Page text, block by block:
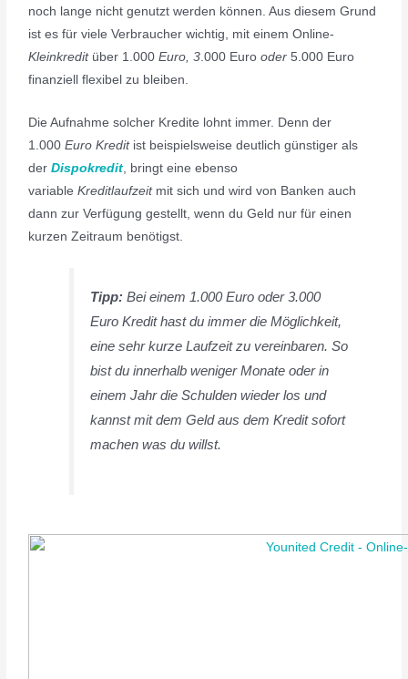
noch lange nicht genutzt werden können. Aus diesem Grund
ist es für viele Verbraucher wichtig, mit einem Online-
Kleinkreditüber 1.000Euro, 3 .000 Eurooder5.000 Euro
finanziell flexibel zu bleiben.
Die Aufnahme solcher Kredite lohnt immer. Denn der
1.000Euro Kreditist beispielsweise deutlich günstiger als
derDispokredit , bringt eine ebenso
variableKreditlaufzeitmit sich und wird von Banken auch
dann zur Verfügung gestellt, wenn du Geld nur für einen
kurzen Zeitraum benötigst.
Tipp: Bei einem 1.000 Euro oder 3.000
Euro Kredit hast du immer die Möglichkeit,
eine sehr kurze Laufzeit zu vereinbaren. So
bist du innerhalb weniger Monate oder in
einem Jahr die Schulden wieder los und
kannst mit dem Geld aus dem Kredit sofort
machen was du willst.